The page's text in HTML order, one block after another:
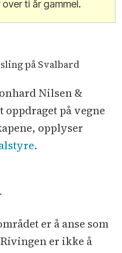
ti år gammel.
på Svalbard
Nilsen &
oppdraget på vegne
opplyser
.
er å anse som
er ikke å